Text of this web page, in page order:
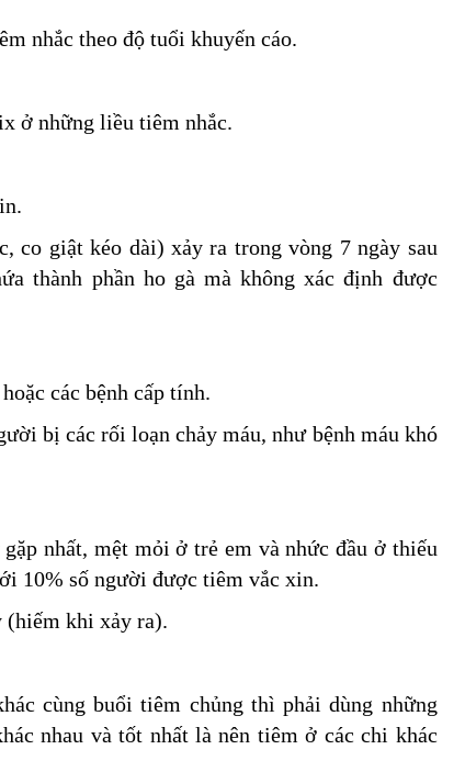
nhắc theo độ tuổi khuyến cáo.
ở những liều tiêm nhắc.
co giật kéo dài) xảy ra trong vòng 7 ngày sau
thành phần ho gà mà không xác định được
các bệnh cấp tính.
bị các rối loạn chảy máu, như bệnh máu khó
nhất, mệt mỏi ở trẻ em và nhức đầu ở thiếu
10% số người được tiêm vắc xin.
(hiếm khi xảy ra).
cùng buổi tiêm chủng thì phải dùng những
nhau và tốt nhất là nên tiêm ở các chi khác